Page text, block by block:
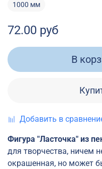
1000 мм
72.00 руб
В
Добавить в
Фигура "Ласточка" из
для творчества, ничем
окрашенная, но может